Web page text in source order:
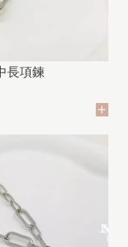
長項鍊